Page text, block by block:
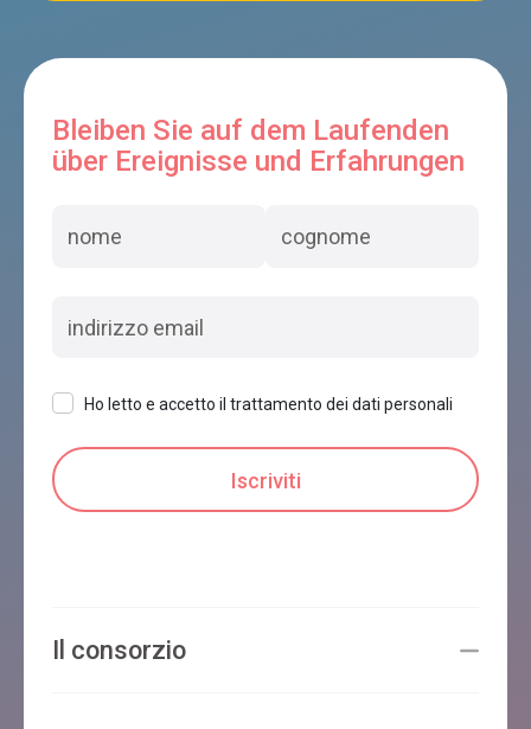
Bleiben Sie auf dem Laufenden
über Ereignisse und Erfahrungen
Ho letto e accetto il trattamento dei dati personali
Il consorzio